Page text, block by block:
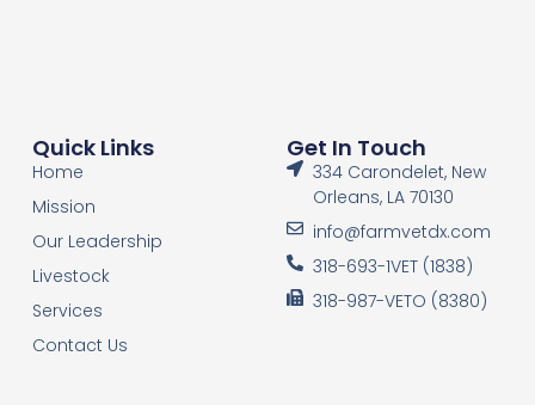
Quick Links
Home
Mission
Our Leadership
Livestock
Services
Contact Us
Get In Touch
334 Carondelet, New
Orleans, LA 70130
info@farmvetdx.com
318-693-1VET (1838)
318-987-VETO (8380)